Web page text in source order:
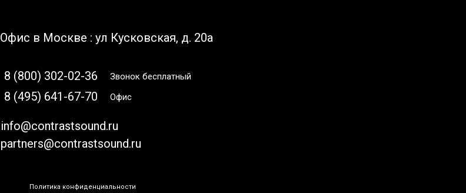
Офис в Москве : ул Кусковская, д. 20а
8 (800) 302-02-36 Звонок бесплатный
8 (495) 641-67-70 Офис
info@contrastsound.ru
partners@contrastsound.ru
Политика конфиденциальности